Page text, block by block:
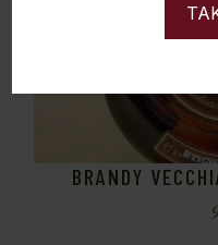
BRANDY